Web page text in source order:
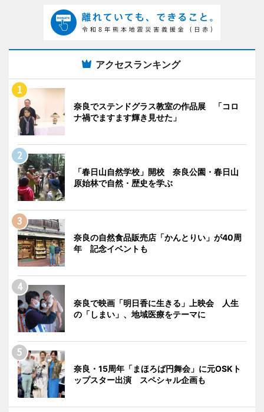
アクセスランキング
奈良でステンドグラス教室の作品展 「コロ
ナ禍でますます輝き見せた」
「春日山自然学校」開校 奈良公園・春日山
原始林で自然・歴史を学ぶ
奈良の自然食品販売店「かんとりい」が40周
年 記念イベントも
奈良で映画「明日香に生きる」上映会 人生
の「しまい」、地域医療をテーマに
奈良・15周年「まほろば円舞会」に元OSKト
ップスター出演 スペシャル企画も